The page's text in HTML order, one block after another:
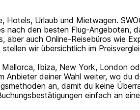
Hotels, Urlaub und Mietwagen.
nach den besten Flug-Angeboten,
aber auch Online-Reisebüros wie
wir übersichtlich im
Ibiza, New York, London
Anbieter deiner Wahl weiter, wo du
an, damit du keine
einfach an